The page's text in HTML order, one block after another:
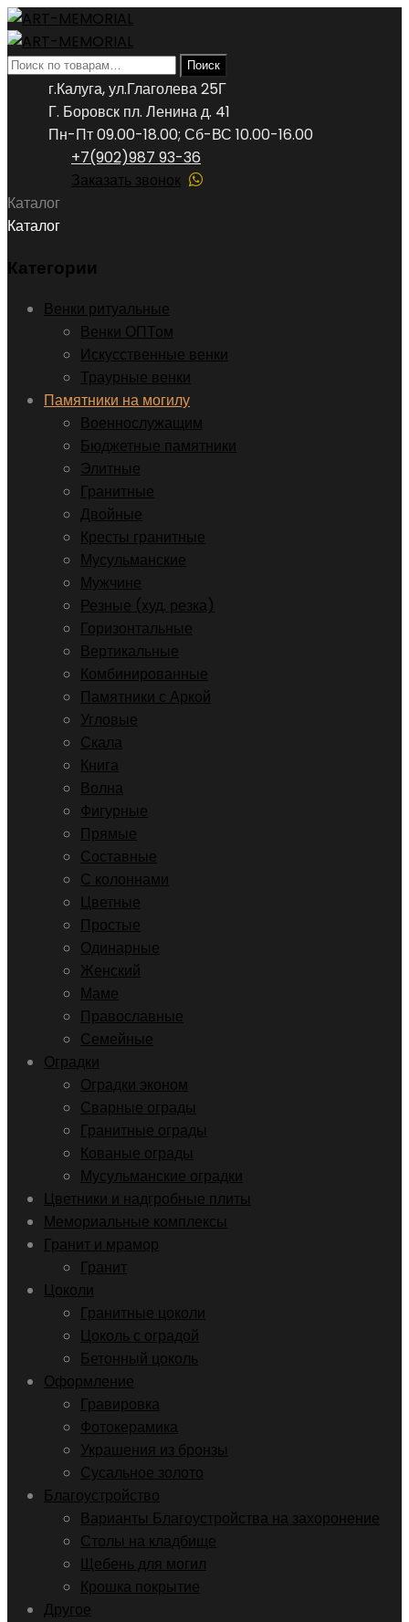
Искать: Поиск
г.Калуга, ул.Глаголева 25Г
Г. Боровск пл. Ленина д. 41
Пн-Пт 09.00-18.00; Сб-ВС 10.00-16.00
+7(902)987 93-36
Заказать звонок
Каталог
Каталог
Категории
Венки ритуальные
Венки ОПТом
Искусственные венки
Траурные венки
Памятники на могилу
Военнослужащим
Бюджетные памятники
Элитные
Гранитные
Двойные
Кресты гранитные
Мусульманские
Мужчине
Резные (худ. резка)
Горизонтальные
Вертикальные
Комбинированные
Памятники с Аркой
Угловые
Скала
Книга
Волна
Фигурные
Прямые
Составные
С колоннами
Цветные
Простые
Одинарные
Женский
Маме
Православные
Семейные
Оградки
Оградки эконом
Сварные ограды
Гранитные ограды
Кованые ограды
Мусульманские оградки
Цветники и надгробные плиты
Мемориальные комплексы
Гранит и мрамор
Гранит
Цоколи
Гранитные цоколи
Цоколь с оградой
Бетонный цоколь
Оформление
Гравировка
Фотокерамика
Украшения из бронзы
Сусальное золото
Благоустройство
Варианты Благоустройства на захоронение
Столы на кладбище
Щебень для могил
Крошка покрытие
Другое